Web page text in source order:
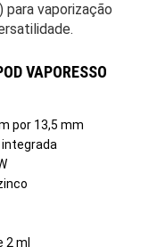
para vaporização
VAPORESSO
por 13,5 mm
2 ml